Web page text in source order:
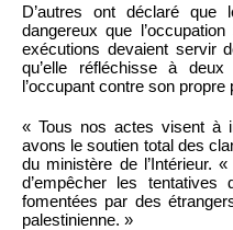
D’autres ont déclaré
dangereux que
exécutions devaient servir
qu’elle réfléchisse à
l’occupant contre son propre
« Tous nos actes visent à
avons le soutien total des
du ministère de l’Intérieur.
d’empêcher les
fomentées par des
palestinienne. »